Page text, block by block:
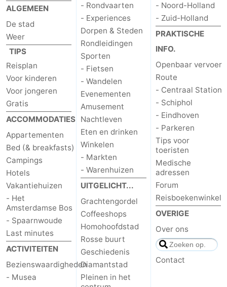
ALGEMEEN
De stad
Weer
TIPS
Reisplan
Voor kinderen
Voor jongeren
Gratis
ACCOMMODATIES
Appartementen
Bed (& breakfasts)
Campings
Hotels
Vakantiehuizen
- Het
Amsterdamse Bos
- Spaarnwoude
Last minutes
ACTIVITEITEN
Bezienswaardigheden
- Musea
- Rondvaarten
- Experiences
Dorpen & Steden
Rondleidingen
Sporten
- Fietsen
- Wandelen
Evenementen
Amusement
Nachtleven
Eten en drinken
Winkelen
- Markten
- Warenhuizen
UITGELICHT...
Grachtengordel
Coffeeshops
Homohoofdstad
Rosse buurt
Geschiedenis
Diamantstad
Pleinen in het
- Noord-Holland
- Zuid-Holland
PRAKTISCHE
INFO.
Openbaar vervoer
Route
- Centraal Station
- Schiphol
- Eindhoven
- Parkeren
Tips voor
toeristen
Medische
adressen
Forum
Reisboekenwinkel
OVERIGE
Over ons
Contact